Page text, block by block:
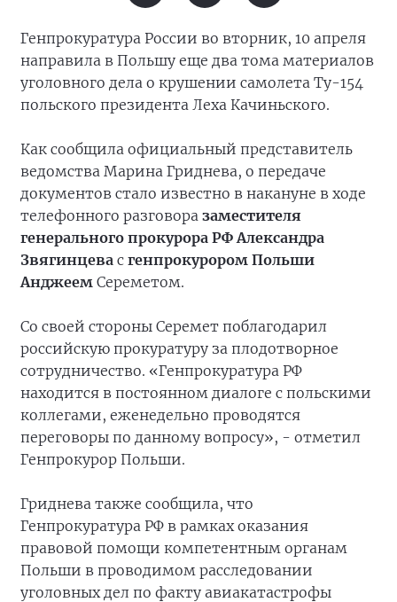
Генпрокуратура России во вторник, 10 апреля
направила в Польшу еще два тома материалов
уголовного дела о крушении самолета Ту-154
польского президента Леха Качиньского.
Как сообщила официальный представитель
ведомства Марина Гриднева, о передаче
документов стало известно в накануне в ходе
телефонного разговора заместителя
генерального прокурора РФ Александра
Звягинцева с генпрокурором Польши
Анджеем Сереметом.
Со своей стороны Серемет поблагодарил
российскую прокуратуру за плодотворное
сотрудничество. «Генпрокуратура РФ
находится в постоянном диалоге с польскими
коллегами, еженедельно проводятся
переговоры по данному вопросу», - отметил
Генпрокурор Польши.
Гриднева также сообщила, что
Генпрокуратура РФ в рамках оказания
правовой помощи компетентным органам
Польши в проводимом расследовании
уголовных дел по факту авиакатастрофы